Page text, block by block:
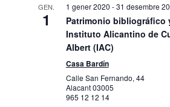
GEN.
1
1 gener 2020 -31 desembre
Patrimonio bibliográfico
Instituto Alicantino de
Albert (IAC)
Casa Bardín
Calle San Fernando, 44
Alacant03005
965 12 12 14